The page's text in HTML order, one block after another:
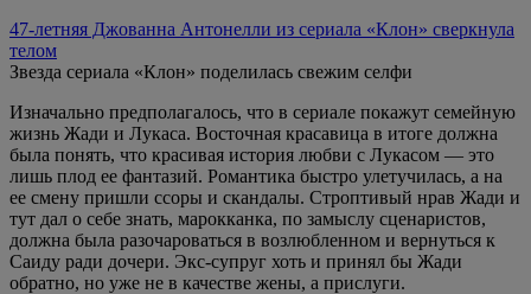
47-летняя Джованна Антонелли из сериала «Клон» сверкнула
телом
Звезда сериала «Клон» поделилась свежим селфи
Изначально предполагалось, что в сериале покажут семейную
жизнь Жади и Лукаса. Восточная красавица в итоге должна
была понять, что красивая история любви с Лукасом — это
лишь плод ее фантазий. Романтика быстро улетучилась, а на
ее смену пришли ссоры и скандалы. Строптивый нрав Жади и
тут дал о себе знать, марокканка, по замыслу сценаристов,
должна была разочароваться в возлюбленном и вернуться к
Саиду ради дочери. Экс-супруг хоть и принял бы Жади
обратно, но уже не в качестве жены, а прислуги.